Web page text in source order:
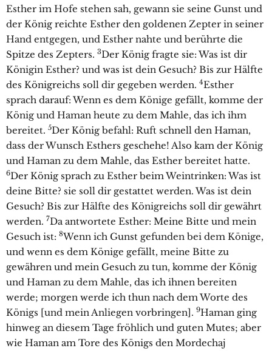
Esther im Hofe stehen sah, gewann sie seine Gunst und
der König reichte Esther den goldenen Zepter in seiner
Hand entgegen, und Esther nahte und berührte die
Spitze des Zepters. 3Der König fragte sie: Was ist dir
Königin Esther? und was ist dein Gesuch? Bis zur Hälfte
des Königreichs soll dir gegeben werden. 4Esther
sprach darauf: Wenn es dem Könige gefällt, komme der
König und Haman heute zu dem Mahle, das ich ihm
bereitet. 5Der König befahl: Ruft schnell den Haman,
dass der Wunsch Esthers geschehe! Also kam der König
und Haman zu dem Mahle, das Esther bereitet hatte.
6Der König sprach zu Esther beim Weintrinken: Was ist
deine Bitte? sie soll dir gestattet werden. Was ist dein
Gesuch? Bis zur Hälfte des Königreichs soll dir gewährt
werden. 7Da antwortete Esther: Meine Bitte und mein
Gesuch ist: 8Wenn ich Gunst gefunden bei dem Könige,
und wenn es dem Könige gefällt, meine Bitte zu
gewähren und mein Gesuch zu tun, komme der König
und Haman zu dem Mahle, das ich ihnen bereiten
werde; morgen werde ich thun nach dem Worte des
Königs [und mein Anliegen vorbringen]. 9Haman ging
hinweg an diesem Tage fröhlich und guten Mutes; aber
wie Haman am Tore des Königs den Mordechaj